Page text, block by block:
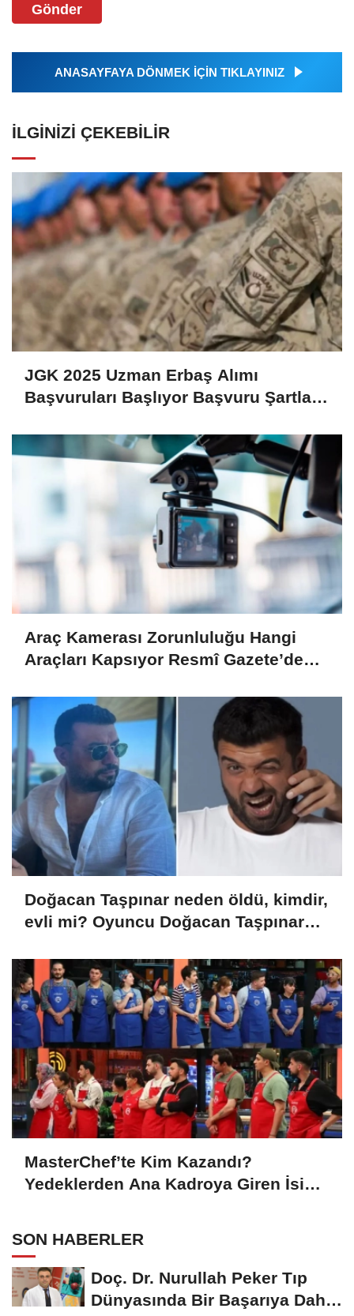
Gönder
ANASAYFAYA DÖNMEK İÇİN TIKLAYINIZ
İLGINIZI ÇEKEBILIR
JGK 2025 Uzman Erbaş Alımı
Başvuruları Başlıyor Başvuru Şartları
Araç Kamerası Zorunluluğu Hangi
Araçları Kapsıyor Resmî Gazete’de
Doğacan Taşpınar neden öldü, kimdir,
evli mi? Oyuncu Doğacan Taşpınar
MasterChef’te Kim Kazandı?
Yedeklerden Ana Kadroya Giren İsim
SON HABERLER
Doç. Dr. Nurullah Peker Tıp
Dünyasında Bir Başarıya Daha